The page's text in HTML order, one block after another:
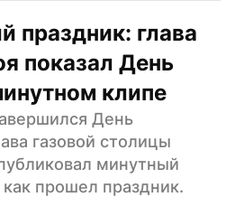
праздник: глава
показал День
клипе
День
газовой столицы
минутный
прошел праздник.